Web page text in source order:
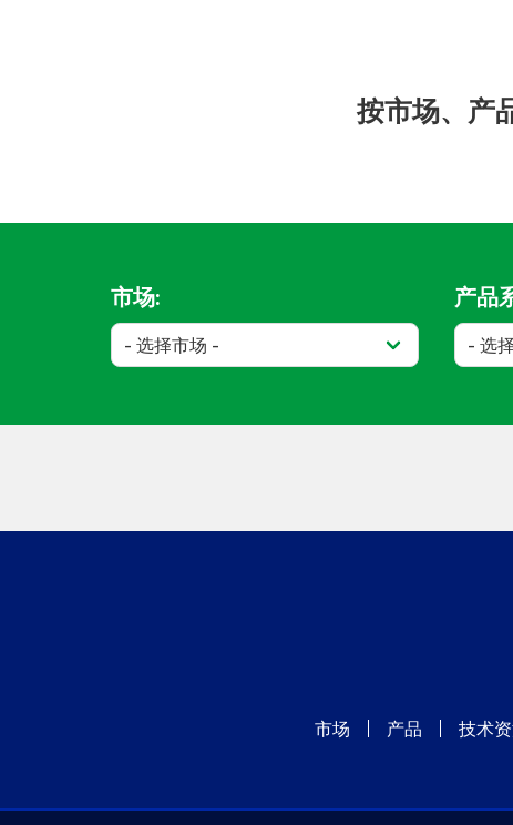
按市场、产
市场: 产品
市场 产品 技术